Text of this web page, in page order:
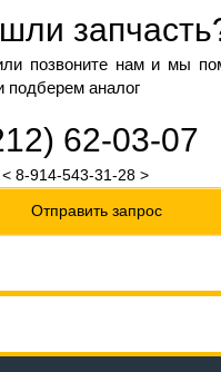
позвоните нам и мы
подберем аналог
62-03-07
< 8-914-543-31-28 >
Отправить запрос